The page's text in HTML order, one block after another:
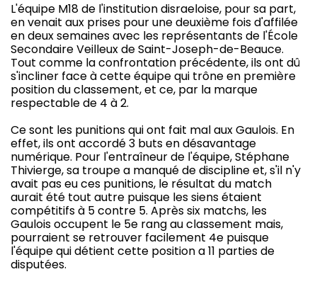
L'équipe M18 de l'institution disraeloise, pour sa part,
en venait aux prises pour une deuxième fois d'affilée
en deux semaines avec les représentants de l'École
Secondaire Veilleux de Saint-Joseph-de-Beauce.
Tout comme la confrontation précédente, ils ont dû
s'incliner face à cette équipe qui trône en première
position du classement, et ce, par la marque
respectable de 4 à 2.
Ce sont les punitions qui ont fait mal aux Gaulois. En
effet, ils ont accordé 3 buts en désavantage
numérique. Pour l'entraîneur de l'équipe, Stéphane
Thivierge, sa troupe a manqué de discipline et, s'il n'y
avait pas eu ces punitions, le résultat du match
aurait été tout autre puisque les siens étaient
compétitifs à 5 contre 5. Après six matchs, les
Gaulois occupent le 5e rang au classement mais,
pourraient se retrouver facilement 4e puisque
l'équipe qui détient cette position a 11 parties de
disputées.